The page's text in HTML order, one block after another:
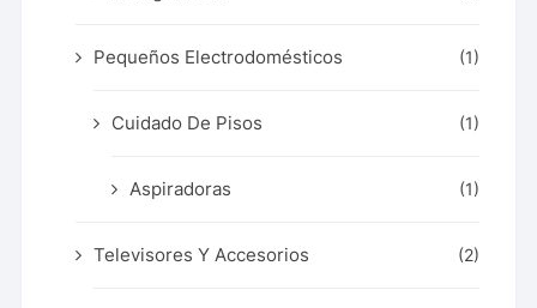
Pequeños Electrodomésticos (1)
Cuidado De Pisos (1)
Aspiradoras (1)
Televisores Y Accesorios (2)